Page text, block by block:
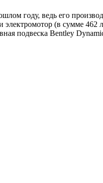
году, ведь его
(в сумме 462
подвеска Bentley